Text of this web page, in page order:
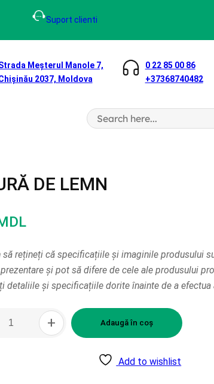
Suport clienti
Meșterul Manole 7,
2037, Moldova
0 22 85 00 86
+37368740482
S
e
DE LEMN
să rețineți că specificațiile și imaginile produsului
și pot să difere de cele ale produsului
detaliile și specificațiile dorite înainte de a efectua
+ Adaugă în coș
Add to wishlist